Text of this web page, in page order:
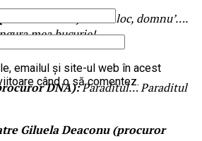
DNA):
Luati loc, domnu’….
mea bucurie!
DNA):Paraditul… Paraditul
Giluela Deaconu (procuror
emailul și site-ul web în acest
când o să comentez.